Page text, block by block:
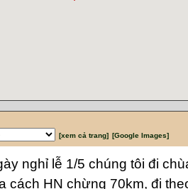
[xem cả trang] [Google Images]
nghỉ lễ 1/5 chúng tôi đi
cách HN chừng 70km, đi